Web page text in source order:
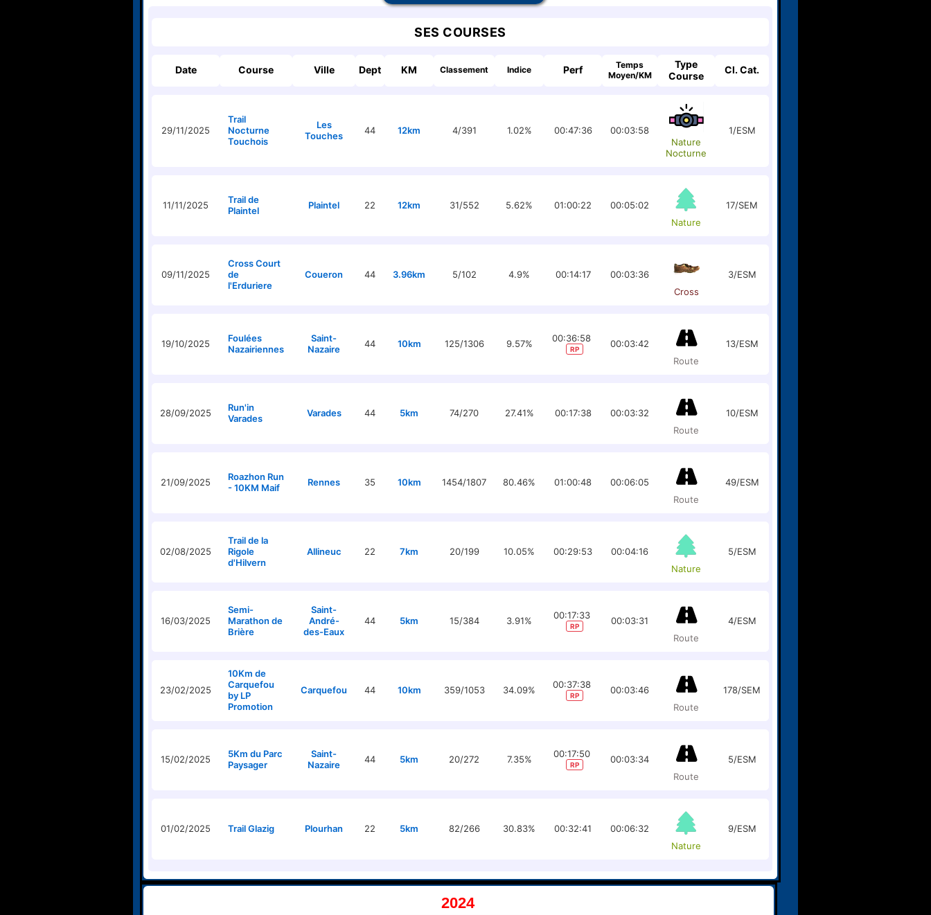
SES COURSES
Date Course Ville Dept KM Classement Indice Perf
Temps
Moyen/KM
Type
Course
Cl. Cat.
29/11/2025
Trail
Nocturne
Touchois
Les
Touches
44 12km 4/391 1.02% 00:47:36
00:03:58
Nature
Nocturne
1/ESM
11/11/2025
Trail de
Plaintel
Plaintel 22 12km 31/552 5.62% 01:00:22
00:05:02
Nature
17/SEM
09/11/2025
Cross Court
de
l'Erduriere
Coueron 44 3.96km 5/102 4.9% 00:14:17
00:03:36
Cross
3/ESM
19/10/2025
Foulées
Nazairiennes
Saint-
Nazaire
44 10km 125/1306 9.57% 00:36:58
RP
00:03:42
Route
13/ESM
28/09/2025
Run'in
Varades
Varades 44 5km 74/270 27.41% 00:17:38
00:03:32
Route
10/ESM
21/09/2025
Roazhon Run
- 10KM Maif
Rennes 35 10km 1454/1807 80.46% 01:00:48
00:06:05
Route
49/ESM
02/08/2025
Trail de la
Rigole
d'Hilvern
Allineuc 22 7km 20/199 10.05% 00:29:53
00:04:16
Nature
5/ESM
16/03/2025
Semi-
Marathon de
Brière
Saint-
André-
des-Eaux
44 5km 15/384 3.91% 00:17:33
RP
00:03:31
Route
4/ESM
23/02/2025
10Km de
Carquefou
by LP
Promotion
Carquefou 44 10km 359/1053 34.09% 00:37:38
RP
00:03:46
Route
178/SEM
15/02/2025
5Km du Parc
Paysager
Saint-
Nazaire
44 5km 20/272 7.35% 00:17:50
RP
00:03:34
Route
5/ESM
01/02/2025 Trail Glazig Plourhan 22 5km 82/266 30.83% 00:32:41
00:06:32
Nature
9/ESM
2024